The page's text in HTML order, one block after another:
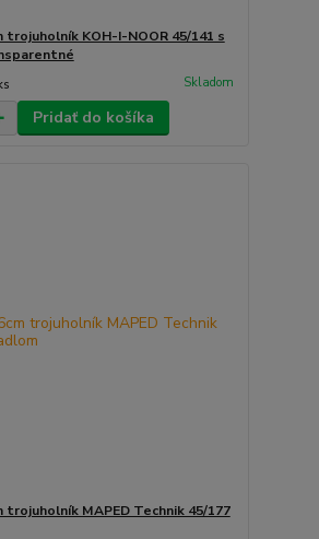
trojuholník KOH-I-NOOR 45/141 s
Skladom
Pridať do košíka
trojuholník MAPED Technik 45/177